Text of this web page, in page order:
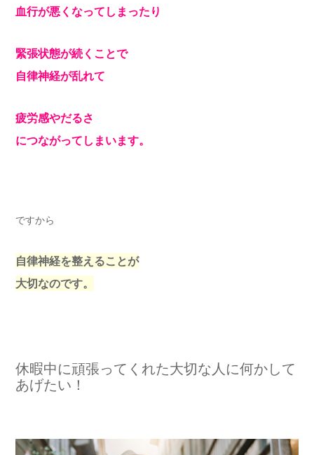
血行が悪くなってしまったり
緊張状態が続くことで
自律神経が乱れて
疲労感やだるさ
につながってしまいます。
ですから
自律神経を整えることが
大切なのです。
休暇中に頑張ってくれた大切な人に何かして
あげたい！